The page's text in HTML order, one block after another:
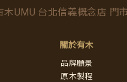
關於有木
品牌願景
原木製程